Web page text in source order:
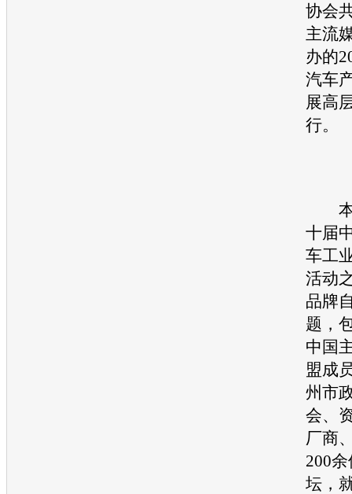
协会
主流
办的
汽车
展高
行。
本
十届
车工
活动
品牌
题，
中国
盟成
州市
会、
厂商
200
坛，